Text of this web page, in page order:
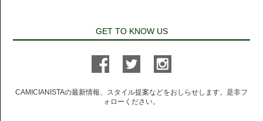
GET TO KNOW US
CAMICIANISTAの最新情報、スタイル提案などをおしらせします。是非フ
ォローください。